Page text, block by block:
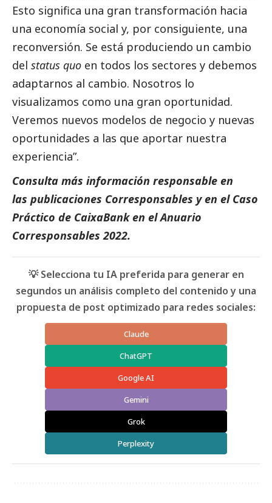
Esto significa una gran transformación hacia
una economía social y, por consiguiente, una
reconversión. Se está produciendo un cambio
del status quo en todos los sectores y debemos
adaptarnos al cambio. Nosotros lo
visualizamos como una gran oportunidad.
Veremos nuevos modelos de negocio y nuevas
oportunidades a las que aportar nuestra
experiencia”.
Consulta más información responsable en
las publicaciones Corresponsables y en el Caso
Práctico de CaixaBanken elAnuario
Corresponsables 2022.
💡 Selecciona tu IA preferida para generar en
segundos un análisis completo del contenido y una
propuesta de post optimizado para redes sociales:
Claude
ChatGPT
Google AI
Gemini
Grok
Perplexity